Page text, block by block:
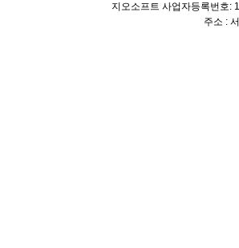
지오소프트 사업자등록번호:
주소 :